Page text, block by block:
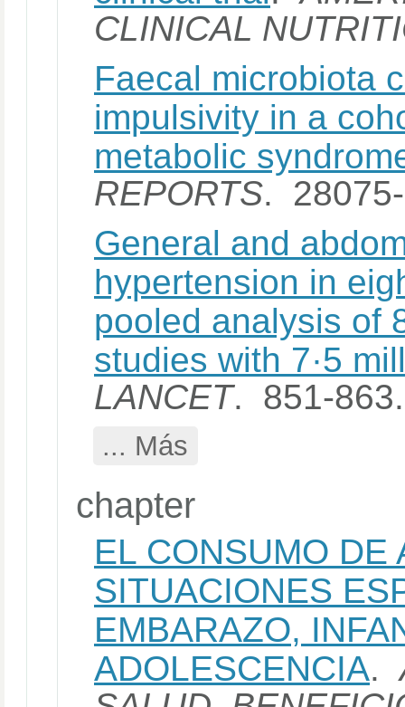
CLINICAL
Faecal microbiota
impulsivity in a
metabolic
REPORTS.
General and
hypertension in
pooled analysis of
studies with 7·5
LANCET. 851-
... Más
chapter
EL CONSUMO DE
SITUACIONES
EMBARAZO,
ADOLESCENCIA.